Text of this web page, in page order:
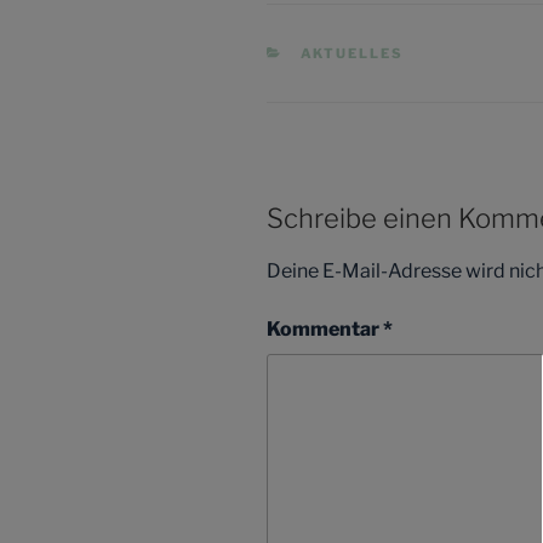
KATEGORIEN
AKTUELLES
Schreibe einen
Deine E-Mail-Adresse wird
Kommentar*